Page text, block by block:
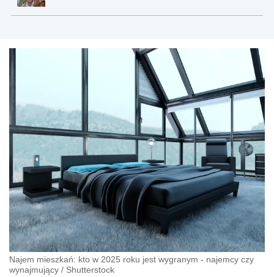
Najem mieszkań: kto w 2025 roku jest wygranym - najemcy czy
wynajmujący / Shutterstock